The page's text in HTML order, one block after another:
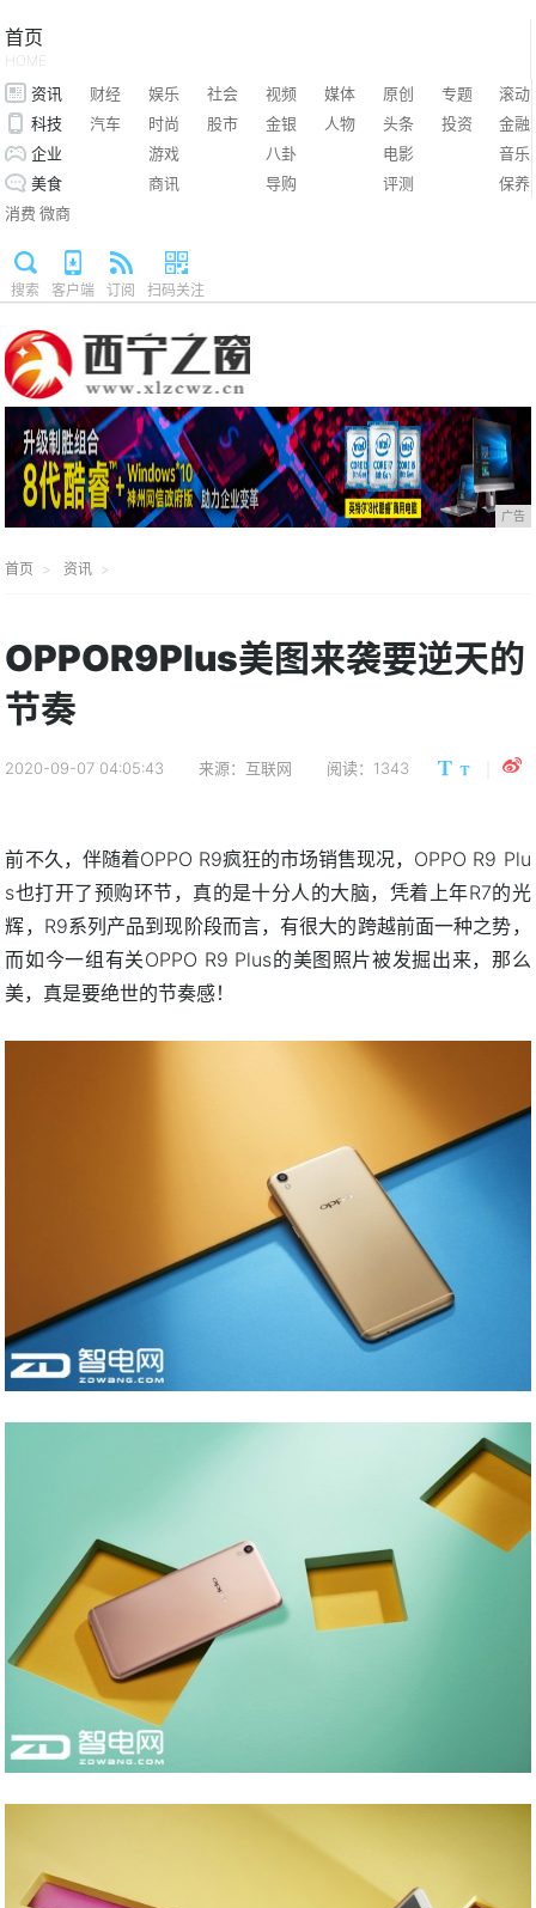
首页
HOME
资讯 财经 娱乐 社会 视频 媒体 原创 专题
滚动
科技
汽车 时尚 股市 金银 人物 头条 投资
金融
企业
游戏 八卦 电影
音乐
美食
商讯 导购 评测
保养
消费 微商
搜索 客户端 订阅 扫码关注
广告
首页 资讯
OPPOR9Plus美图来袭要逆天的
节奏
2020-09-07 04:05:43 来源：互联网 阅读：1343
前不久，伴随着OPPO R9疯狂的市场销售现况，OPPO R9 Plu
s也打开了预购环节，真的是十分人的大脑，凭着上年R7的光
辉，R9系列产品到现阶段而言，有很大的跨越前面一种之势，
而如今一组有关OPPO R9 Plus的美图照片被发掘出来，那么
美，真是要绝世的节奏感！